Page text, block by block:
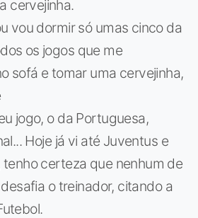
cervejinha.
vou dormir só umas cinco da
os jogos que me
sofá e tomar uma cervejinha,
jogo, o da Portuguesa,
Hoje já vi até Juventus e
certeza que nenhum de
o treinador, citando a